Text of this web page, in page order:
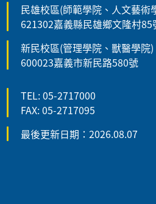
民雄校區(師範學院、人文藝術
621302嘉義縣民雄鄉文隆村85
新民校區(管理學院、獸醫學院)
600023嘉義市新民路580號
TEL: 05-2717000
FAX: 05-2717095
最後更新日期：2026.08.07